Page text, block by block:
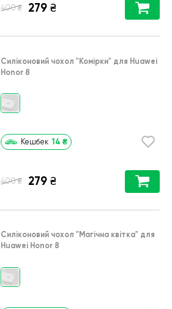
400 ₴ 279 ₴
Силіконовий чохол "Комірки" для Huawei
Honor 8
Кешбек 14 ₴
400 ₴ 279 ₴
Силіконовий чохол "Магічна квітка" для
Huawei Honor 8